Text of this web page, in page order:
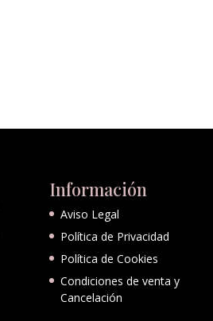
Información
Aviso Legal
Política de Privacidad
Política de Cookies
Condiciones de venta y
Cancelación